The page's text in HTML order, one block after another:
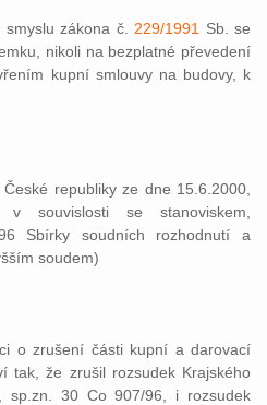
zákona č. 229/1991
Sb. se
nikoli na bezplatné převedení
kupní smlouvy na budovy, k
republiky ze dne 15.6.2000,
souvislosti se stanoviskem,
Sbírky soudních rozhodnutí a
soudem)
o zrušení části kupní a darovací
tak, že zrušil rozsudek Krajského
sp.zn. 30 Co 907/96, i rozsudek